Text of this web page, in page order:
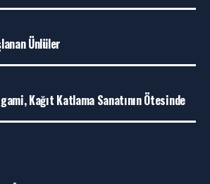
Ünlüler
Kağıt Katlama Sanatının Ötesinde